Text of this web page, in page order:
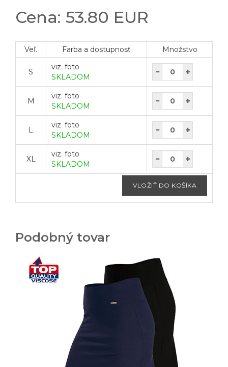
Cena: 53.80 EUR
Veľ. Farba a dostupnosť Množstvo
S
viz. foto
SKLADOM
M
viz. foto
SKLADOM
L
viz. foto
SKLADOM
XL
viz. foto
SKLADOM
Podobný tovar